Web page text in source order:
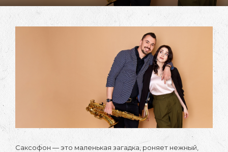
Саксофон — это маленькая загадка, роняет нежный,